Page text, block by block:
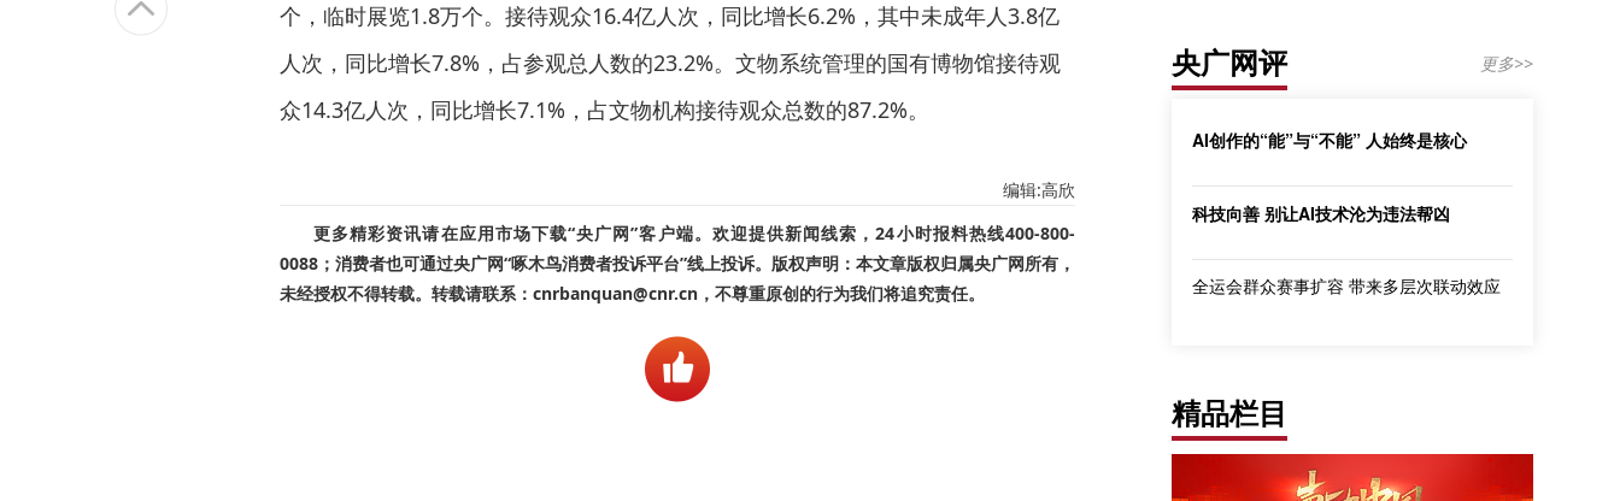
个，临时展览1.8万个。接待观众16.4亿人次，同比增长6.2%，其中未成年人3.8亿
人次，同比增长7.8%，占参观总人数的23.2%。文物系统管理的国有博物馆接待观
众14.3亿人次，同比增长7.1%，占文物机构接待观众总数的87.2%。
编辑:高欣
更多精彩资讯请在应用市场下载“央广网”客户端。欢迎提供新闻线索，24小时报料热线400-800-
0088；消费者也可通过央广网“啄木鸟消费者投诉平台”线上投诉。版权声明：本文章版权归属央广网所有，
未经授权不得转载。转载请联系：cnrbanquan@cnr.cn，不尊重原创的行为我们将追究责任。
央广网评 更多>>
AI创作的“能”与“不能” 人始终是核心
科技向善 别让AI技术沦为违法帮凶
全运会群众赛事扩容 带来多层次联动效应
精品栏目